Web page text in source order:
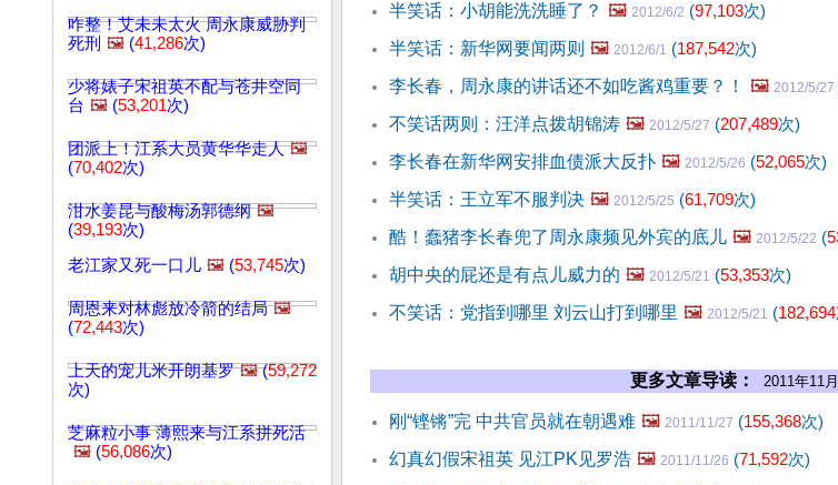
咋整！艾未未太火 周永康威胁判
死刑 🖼️ (41,286次)
少将婊子宋祖英不配与苍井空同
台 🖼️ (53,201次)
团派上！江系大员黄华华走人 🖼️
(70,402次)
泔水姜昆与酸梅汤郭德纲 🖼️
(39,193次)
老江家又死一口儿 🖼️ (53,745次)
周恩来对林彪放冷箭的结局 🖼️
(72,443次)
上天的宠儿米开朗基罗 🖼️(59,272
次)
芝麻粒小事 薄熙来与江系拼死活
🖼️ (56,086次)
半笑话：小胡能洗洗睡了？ 🖼️ 2012/6/2 (97,103次)
半笑话：新华网要闻两则 🖼️ 2012/6/1 (187,542次)
李长春，周永康的讲话还不如吃酱鸡重要？！
🖼️ 2012/5/27
不笑话两则：汪洋点拨胡锦涛 🖼️ 2012/5/27 (207,489次)
李长春在新华网安排血债派大反扑 🖼️ 2012/5/26 (52,065次)
半笑话：王立军不服判决 🖼️ 2012/5/25 (61,709次)
酷！蠢猪李长春兜了周永康频见外宾的底儿 🖼️ 2012/5/22 (
胡中央的屁还是有点儿威力的 🖼️ 2012/5/21 (53,353次)
不笑话：党指到哪里 刘云山打到哪里 🖼️ 2012/5/21 (182,694
更多文章导读： 2011年11
刚“铿锵”完 中共官员就在朝遇难 🖼️ 2011/11/27 (155,368次)
幻真幻假宋祖英 见江PK见罗浩 🖼️ 2011/11/26 (71,592次)